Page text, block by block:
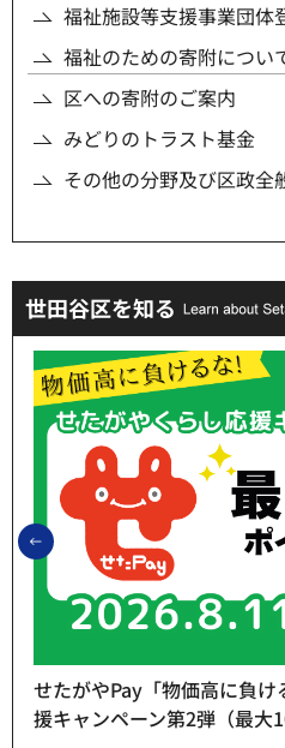
福祉施設等支援事業団体
福祉のための寄附につい
区への寄附のご案内
みどりのトラスト基金
その他の分野及び区政全
世田谷区を知る
前のスライドを表示
せたがやPay「物価高に負
援キャンペーン第2弾（最大